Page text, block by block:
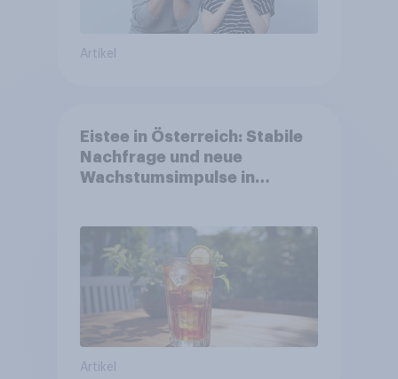
Artikel
Eistee in Österreich: Stabile
Nachfrage und neue
Wachstumsimpulse in
Artikel